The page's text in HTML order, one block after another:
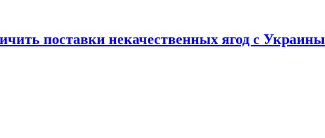
поставки некачественных ягод с Украины